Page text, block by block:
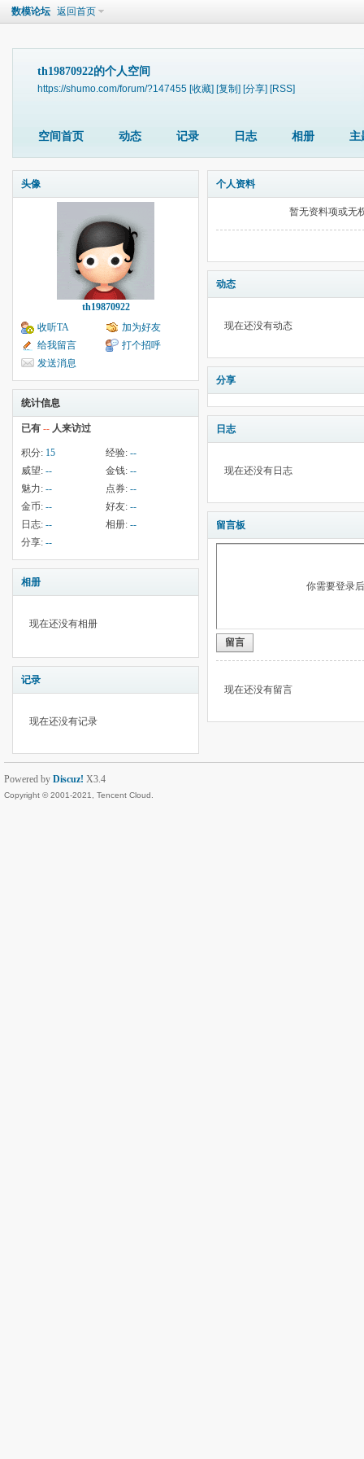
数模论坛 返回首页
th19870922的个人空间
https://shumo.com/forum/?147455 [收藏] [复制] [分享] [RSS]
空间首页 动态 记录 日志 相册 主
头像
th19870922
收听TA
加为好友
给我留言
打个招呼
发送消息
统计信息
已有 -- 人来访过
积分: 15 经验: --
威望: -- 金钱: --
魅力: -- 点券: --
金币: -- 好友: --
日志: -- 相册: --
分享: --
相册
现在还没有相册
记录
现在还没有记录
个人资料
暂无资料项或无
动态
现在还没有动态
分享
日志
现在还没有日志
留言板
你需要登录
留言
现在还没有留言
Powered by Discuz! X3.4
Copyright © 2001-2021, Tencent Cloud.